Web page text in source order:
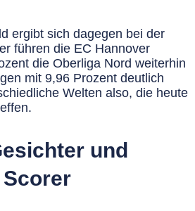
ergibt sich dagegen bei der
führen die EC Hannover
die Oberliga Nord weiterhin
mit 9,96 Prozent deutlich
Welten also, die heute
und